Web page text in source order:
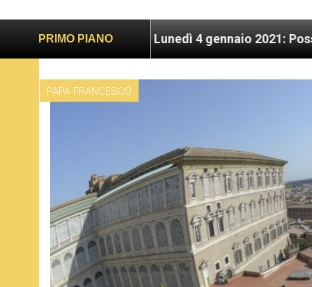
PRIMO PIANOLunedì 4 gennaio 2021: Possesso
PAPA FRANCESCO